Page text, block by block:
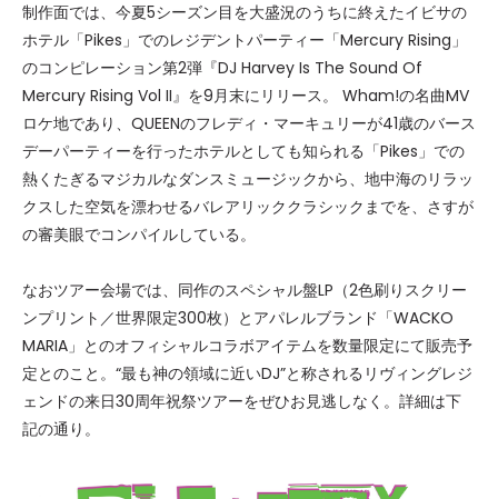
制作面では、今夏5シーズン目を大盛況のうちに終えたイビサの
ホテル「Pikes」でのレジデントパーティー「Mercury Rising」
のコンピレーション第2弾『DJ Harvey Is The Sound Of
Mercury Rising Vol II』を9月末にリリース。 Wham!の名曲MV
ロケ地であり、QUEENのフレディ・マーキュリーが41歳のバース
デーパーティーを行ったホテルとしても知られる「Pikes」での
熱くたぎるマジカルなダンスミュージックから、地中海のリラッ
クスした空気を漂わせるバレアリッククラシックまでを、さすが
の審美眼でコンパイルしている。
なおツアー会場では、同作のスペシャル盤LP（2色刷りスクリー
ンプリント／世界限定300枚）とアパレルブランド「WACKO
MARIA」とのオフィシャルコラボアイテムを数量限定にて販売予
定とのこと。“最も神の領域に近いDJ”と称されるリヴィングレジ
ェンドの来日30周年祝祭ツアーをぜひお見逃しなく。詳細は下
記の通り。